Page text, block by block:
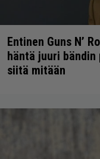
Entinen Guns N’
häntä juuri
siitä mitään